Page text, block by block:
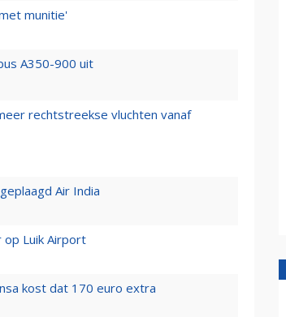
munitie'
A350-900 uit
rechtstreekse vluchten vanaf
Air India
op Luik Airport
kost dat 170 euro extra